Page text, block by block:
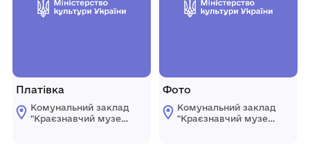
Платівка
Комунальний заклад
"Краєзнавчий музей
Фото
Комунальний заклад
"Краєзнавчий музей